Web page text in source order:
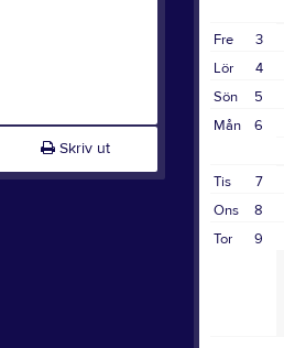
Skriv ut
3
Fre
4
Lör
5
Sön
6
Mån
7
Tis
8
Ons
9
Tor